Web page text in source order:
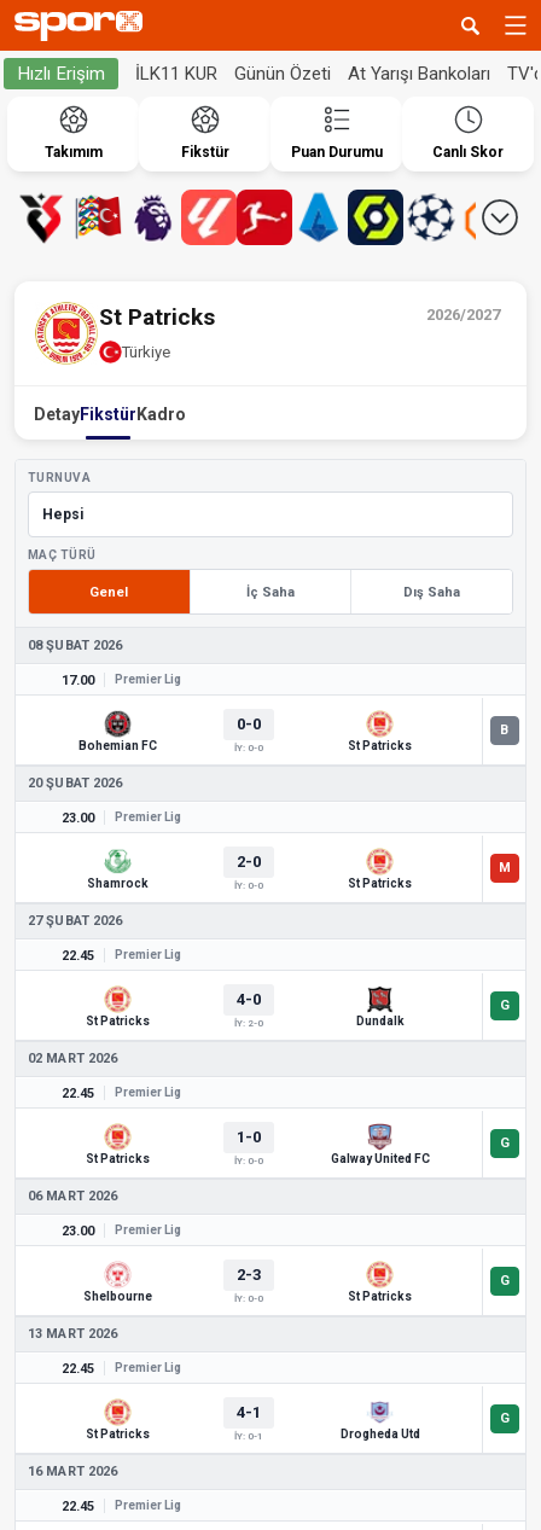
Hızlı Erişim İLK11 KUR Günün Özeti At Yarışı Bankoları
Takımım Fikstür Puan Durumu Canlı Skor
2026/2027
St Patricks
Türkiye
DetayFikstür Kadro
TURNUVA
MAÇ TÜRÜ
Genel İç Saha Dış Saha
08 ŞUBAT 2026
17.00 Premier Lig
Bohemian FC
0-0
İY: 0-0 St Patricks
20 ŞUBAT 2026
23.00 Premier Lig
Shamrock
2-0
İY: 0-0 St Patricks
27 ŞUBAT 2026
22.45 Premier Lig
St Patricks
4-0
İY: 2-0 Dundalk
02 MART 2026
22.45 Premier Lig
St Patricks
1-0
İY: 0-0 Galway United FC
06 MART 2026
23.00 Premier Lig
Shelbourne
2-3
İY: 0-0 St Patricks
13 MART 2026
22.45 Premier Lig
St Patricks
4-1
İY: 0-1 Drogheda Utd
16 MART 2026
22.45 Premier Lig